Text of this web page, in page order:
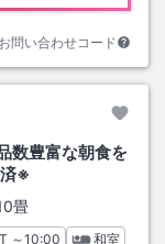
お問い合わせコード
数豊富な朝食を
※
畳
チェックアウト
～10:00
和室